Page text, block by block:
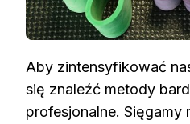
Aby zintensyfikować
się znaleźć metody
profesjonalne. Sięgamy